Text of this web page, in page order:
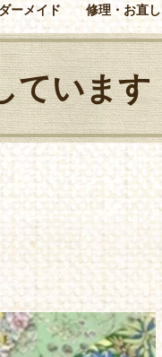
ーメイド 修理・お直し
ています